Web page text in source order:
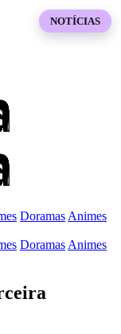
Doramas Animes
Doramas Animes
NOTÍCIAS